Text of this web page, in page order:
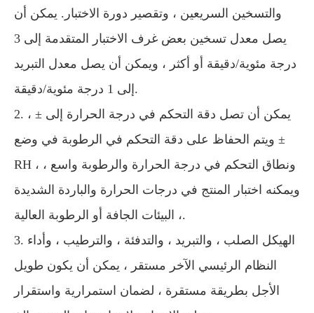
والتسخين السريعين ، وتقصير دورة الاختبار. يمكن أن
يصل معدل تسخين بعض غرف الاختبار المتقدمة إلى 3
درجة مئوية/دقيقة أو أكثر ، ويمكن أن يصل معدل التبريد
إلى 1 درجة مئوية/دقيقة.
2. يمكن أن تصل دقة التحكم في درجة الحرارة إلى ± ،
ويتم الحفاظ على دقة التحكم في الرطوبة في وضع ±
RH ، ونطاق التحكم في درجة الحرارة والرطوبة واسع ،
ويمكنه اختبار المنتج في درجات الحرارة والباردة الشديدة
، البيئات الجافة أو الرطوبة العالية.
3. الهيكل الصلب ، والتبريد ، والتدفئة ، والترطيب ، وأداء
النظام الرئيسي الآخر مستقر ، يمكن أن يكون طويل
الأجل بطريقة مستقرة ، لضمان استمرارية واستقرار